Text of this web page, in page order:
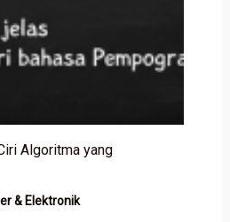
Algoritma yang
& Elektronik